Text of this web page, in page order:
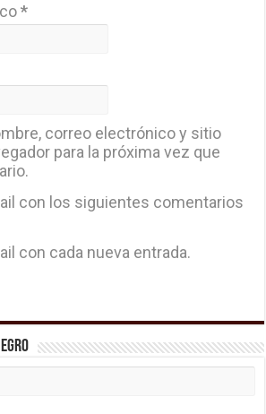
*
correo electrónico y sitio
para la próxima vez que
con los siguientes comentarios
con cada nueva entrada.